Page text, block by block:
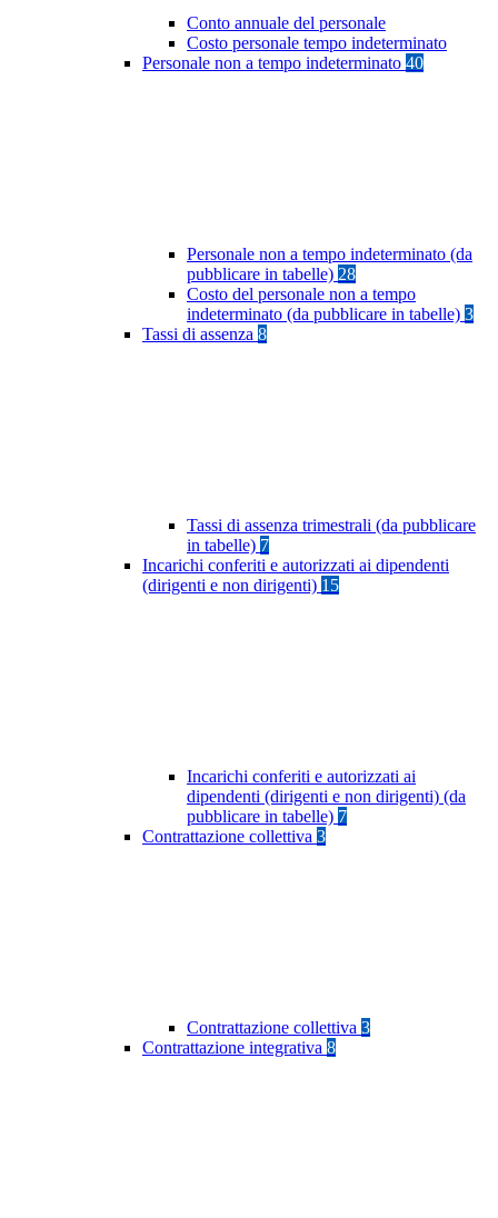
Conto annuale del personale
Costo personale tempo indeterminato
Personale non a tempo indeterminato 40
Personale non a tempo indeterminato (da
pubblicare in tabelle) 28
Costo del personale non a tempo
indeterminato (da pubblicare in tabelle) 3
Tassi di assenza 8
Tassi di assenza trimestrali (da pubblicare
in tabelle) 7
Incarichi conferiti e autorizzati ai dipendenti
(dirigenti e non dirigenti) 15
Incarichi conferiti e autorizzati ai
dipendenti (dirigenti e non dirigenti) (da
pubblicare in tabelle) 7
Contrattazione collettiva 3
Contrattazione collettiva 3
Contrattazione integrativa 8